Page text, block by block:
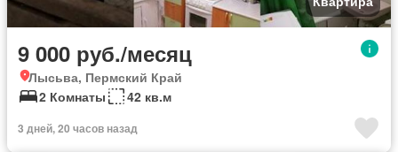
9 000 руб./месяц
Лысьва, Пермский Край
2 Комнаты
42 кв.м
3 дней, 20 часов назад